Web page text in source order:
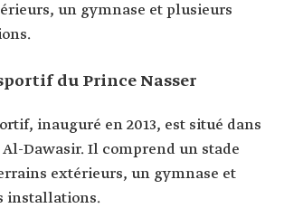
un gymnase et plusieurs
du Prince Nasser
inauguré en 2013, est situé dans
Dawasir. Il comprend un stade
extérieurs, un gymnase et
installations.